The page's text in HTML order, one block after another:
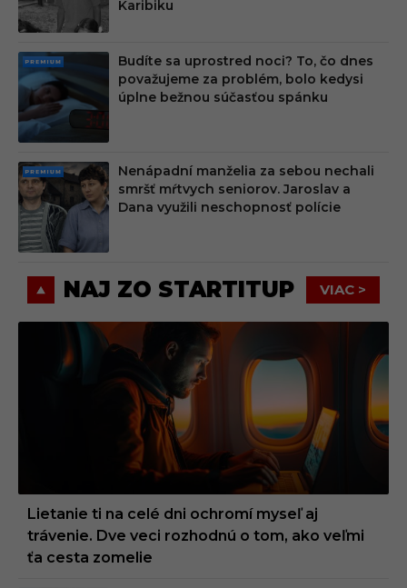
Karibiku
PRE
MIU
M
Budíte sa uprostred noci? To, čo dnes
považujeme za problém, bolo kedysi
úplne bežnou súčasťou spánku
PRE
MIU
M
Nenápadní manželia za sebou nechali
smršť mŕtvych seniorov. Jaroslav a
Dana využili neschopnosť polície
NAJ ZO STARTITUP VIAC >
Lietanie ti na celé dni ochromí myseľ aj
trávenie. Dve veci rozhodnú o tom, ako veľmi
ťa cesta zomelie